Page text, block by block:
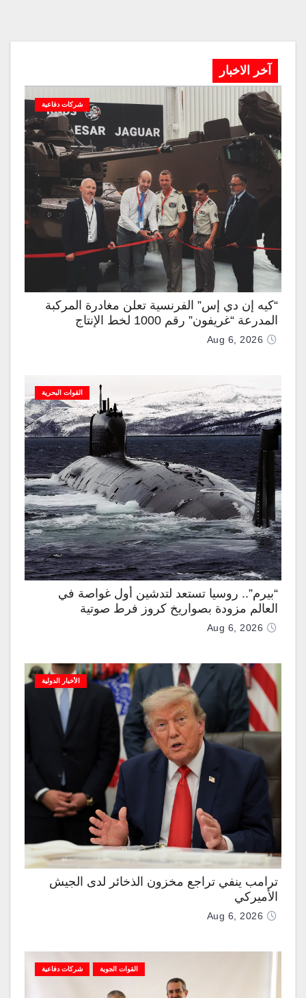
آخر الاخبار
شركات دفاعية
“كيه إن دي إس” الفرنسية تعلن مغادرة المركبة
المدرعة “غريفون” رقم 1000 لخط الإنتاج
Aug 6, 2026
القوات البحرية
“بيرم”.. روسيا تستعد لتدشين أول غواصة في
العالم مزودة بصواريخ كروز فرط صوتية
Aug 6, 2026
الأخبار الدولية
ترامب ينفي تراجع مخزون الذخائر لدى الجيش
الأميركي
Aug 6, 2026
القوات الجوية شركات دفاعية